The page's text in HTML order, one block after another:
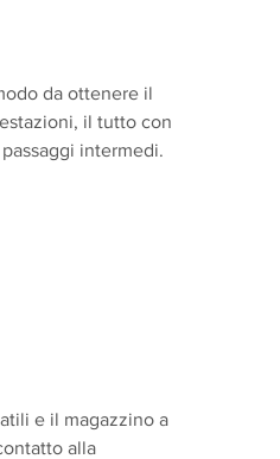
da ottenere il
il tutto con
intermedi.
e il magazzino a
alla